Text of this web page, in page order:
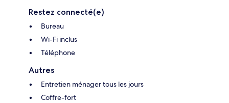
Restez connecté(e)
Bureau
Wi-Fi inclus
Téléphone
Autres
Entretien ménager tous les jours
Coffre-fort